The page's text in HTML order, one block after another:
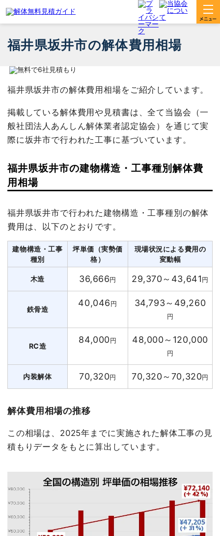
福井県坂井市の解体費用相場
福井県坂井市の解体費用相場をご紹介しています。
掲載している解体費用や見積書は、全て当協会（一
般社団法人あんしん解体業者認定協会）を通じて実
際に坂井市で行われた工事に基づいています。
福井県坂井市の建物構造・工事種別解体費
用相場
福井県坂井市で行われた建物構造・工事種別の解体
費用は、以下のとおりです。
建物構造・工事
種別
坪単価（実勢価
格）
現場状況による費用の
変動幅
木造 36,666円 29,370～43,641円
鉄骨造
40,046円 34,793～49,260
円
RC造
84,000円 48,000～120,000
円
内装解体 70,320円 70,320～70,320円
解体費用相場の推移
この相場は、2025年までに実施された解体工事の見
積もりデータをもとに算出しています。